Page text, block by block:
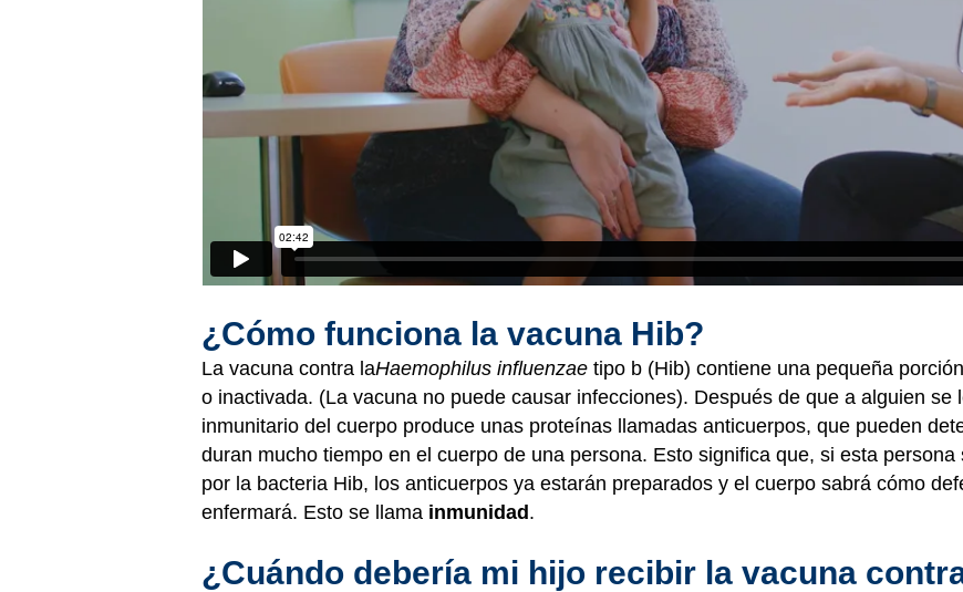
¿Cómo funciona la vacuna Hib?
La vacuna contra laHaemophilus influenzae tipo b (Hib) contiene una pequeña
o inactivada. (La vacuna no puede causar infecciones). Después de que a alguien
inmunitario del cuerpo produce unas proteínas llamadas anticuerpos, que pueden
duran mucho tiempo en el cuerpo de una persona. Esto significa que, si esta
por la bacteria Hib, los anticuerpos ya estarán preparados y el cuerpo sabrá cómo
enfermará. Esto se llama inmunidad .
¿Cuándo debería mi hijo recibir la vacuna